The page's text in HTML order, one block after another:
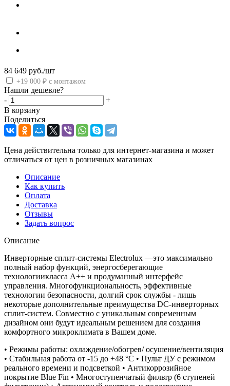
84 649 руб./шт
+19 000 ₽ с монтажом
Нашли дешевле?
-
+
В корзину
Поделиться
Цена действительна только для интернет-магазина и может
отличаться от цен в розничных магазинах
Описание
Как купить
Оплата
Доставка
Отзывы
Задать вопрос
Описание
Инверторные сплит-системы Electrolux —это максимально
полный набор функций, энергосберегающие
технологиикласса А++ и продуманный интерфейс
управления. Многофункциональность, эффективные
технологии безопасности, долгий срок службы - лишь
некоторые дополнительные преимущества DC-инверторных
сплит-систем. Совместно с уникальным современным
дизайном они будут идеальным решением для создания
комфортного микроклимата в Вашем доме.
• Режимы работы: охлаждение/обогрев/ осушение/вентиляция
• Стабильная работа от -15 до +48 °C • Пульт ДУ с режимом
реального времени и подсветкой • Антикоррозийное
покрытие Blue Fin • Многоступенчатый фильтр (6 ступеней